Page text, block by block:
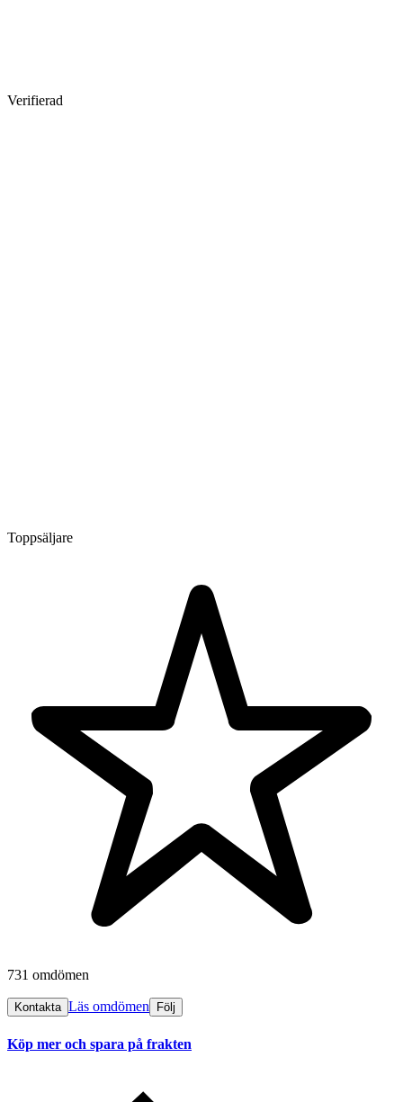
Verifierad
Toppsäljare
731 omdömen
Kontakta Läs omdömen Följ
Köp mer och spara på frakten